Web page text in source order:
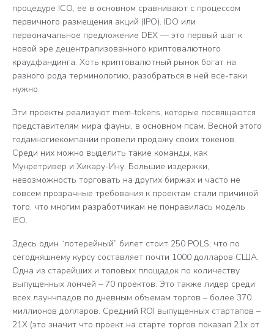
процедуре ICO, ее в основном сравнивают с процессом
первичного размещения акций (IPO). IDO или
первоначальное предложение DEX — это первый шаг к
новой эре децентрализованного криптовалютного
краудфандинга. Хоть криптовалютный рынок богат на
разного рода терминологию, разобраться в ней все-таки
нужно.
Эти проекты реализуют mem-tokens, которые посвящаются
представителям мира фауны, в основном псам. Весной этого
годамногиекомпании провели продажу своих токенов.
Среди них можно выделить такие команды, как
Мунретривер и Хикару-Ину. Большие издержки,
невозможность торговать на других биржах и часто не
совсем прозрачные требования к проектам стали причиной
того, что многим разработчикам не понравилась модель
IEO.
Здесь один “лотерейный” билет стоит 250 POLS, что по
сегодняшнему курсу составляет почти 1000 долларов США.
Одна из старейших и топовых площадок по количеству
выпущенных лончей – 70 проектов. Это также лидер среди
всех лаунчпадов по дневным объемам торгов – более 370
миллионов долларов. Средний ROI выпущенных стартапов –
21Х (это значит что проект на старте торгов показал 21х от